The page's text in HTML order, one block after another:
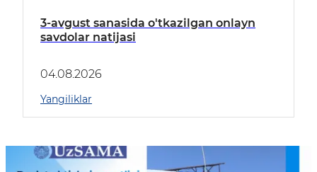
3-avgust sanasida o'tkazilgan onlayn
savdolar natijasi
04.08.2026
Yangiliklar